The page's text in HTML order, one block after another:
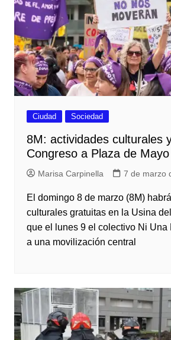
Ciudad Sociedad
8M: actividades culturales
Congreso a Plaza de Mayo
Marisa Carpinella 7 de marzo
El domingo 8 de marzo (8M)
culturales gratuitas en la Usina
que el lunes 9 el colectivo Ni Una
a una movilización central